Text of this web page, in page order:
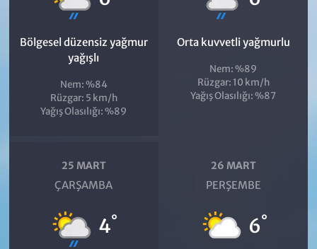
Bölgesel düzensiz yağmur
yağışlı
Nem: %84
Rüzgar: 5 km/h
Yağış Olasılığı: %89
Orta kuvvetli yağmurlu
Nem: %89
Rüzgar: 10 km/h
Yağış Olasılığı: %87
25 MART
ÇARŞAMBA
4°
26 MART
PERŞEMBE
6°